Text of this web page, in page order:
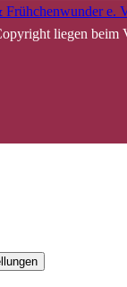
Frühchenwunder e.
liegen beim